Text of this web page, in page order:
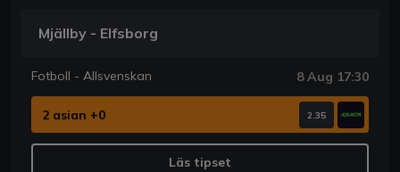
Mjällby - Elfsborg
Fotboll - Allsvenskan 8 Aug 17:30
2 asian +0 2.35
Läs tipset